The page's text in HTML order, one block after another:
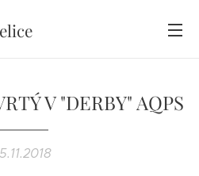
V "DERBY" AQPS